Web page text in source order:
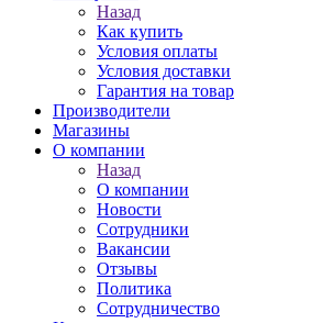
Назад
Как купить
Условия оплаты
Условия доставки
Гарантия на товар
Производители
Магазины
О компании
Назад
О компании
Новости
Сотрудники
Вакансии
Отзывы
Политика
Сотрудничество